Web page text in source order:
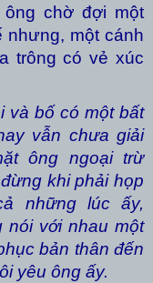
chờ đợi một
nhưng, một cánh
trông có vẻ xúc
và bố có một bất
vẫn chưa giải
ông ngoại trừ
khi phải họp
những lúc ấy,
nói với nhau một
bản thân đến
yêu ông ấy.